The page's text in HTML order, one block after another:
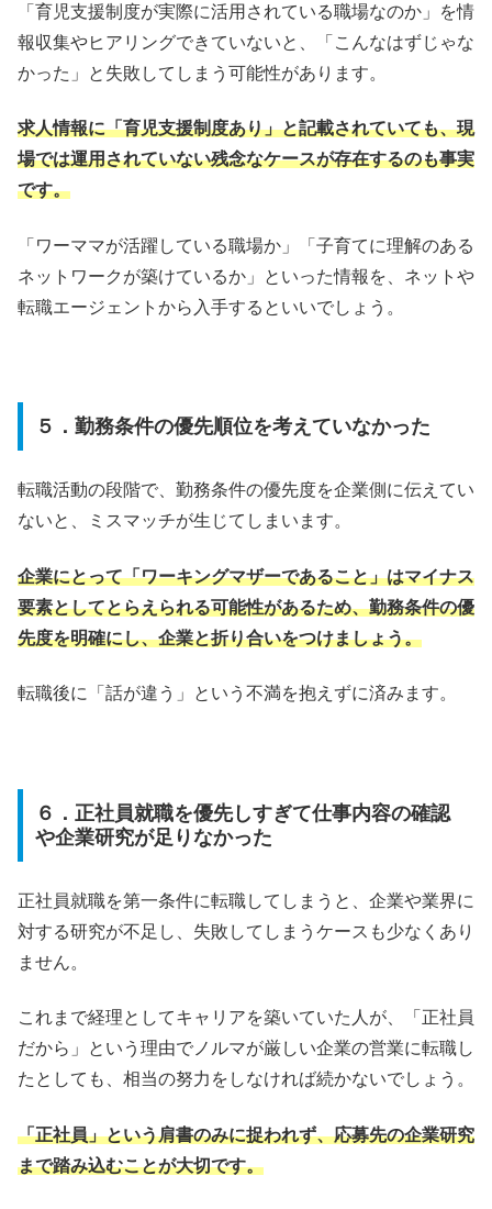
「育児支援制度が実際に活用されている職場なのか」を情
報収集やヒアリングできていないと、「こんなはずじゃな
かった」と失敗してしまう可能性があります。
求人情報に「育児支援制度あり」と記載されていても、現
場では運用されていない残念なケースが存在するのも事実
です。
「ワーママが活躍している職場か」「子育てに理解のある
ネットワークが築けているか」といった情報を、ネットや
転職エージェントから入手するといいでしょう。
５．勤務条件の優先順位を考えていなかった
転職活動の段階で、勤務条件の優先度を企業側に伝えてい
ないと、ミスマッチが生じてしまいます。
企業にとって「ワーキングマザーであること」はマイナス
要素としてとらえられる可能性があるため、勤務条件の優
先度を明確にし、企業と折り合いをつけましょう。
転職後に「話が違う」という不満を抱えずに済みます。
６．正社員就職を優先しすぎて仕事内容の確認
や企業研究が足りなかった
正社員就職を第一条件に転職してしまうと、企業や業界に
対する研究が不足し、失敗してしまうケースも少なくあり
ません。
これまで経理としてキャリアを築いていた人が、「正社員
だから」という理由でノルマが厳しい企業の営業に転職し
たとしても、相当の努力をしなければ続かないでしょう。
「正社員」という肩書のみに捉われず、応募先の企業研究
まで踏み込むことが大切です。